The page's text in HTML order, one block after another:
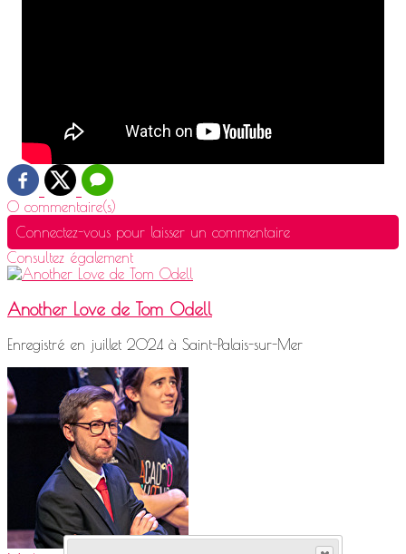
0 commentaire(s)
Connectez-vous pour laisser un commentaire
Consultez également
Another Love de Tom Odell
Enregistré en juillet 2024 à Saint-Palais-sur-Mer